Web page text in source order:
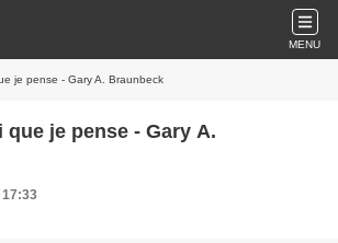
MENU
je pense - Gary A. Braunbeck
que je pense - Gary A.
17:33